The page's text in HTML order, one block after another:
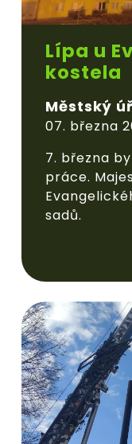
Lípa u
kostela
Městský
07. března
7. března
práce.
sadů.